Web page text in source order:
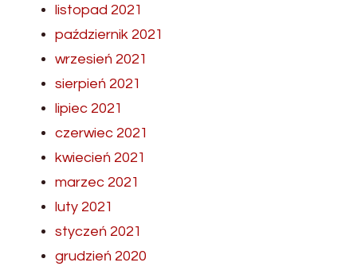
listopad 2021
październik 2021
wrzesień 2021
sierpień 2021
lipiec 2021
czerwiec 2021
kwiecień 2021
marzec 2021
luty 2021
styczeń 2021
grudzień 2020